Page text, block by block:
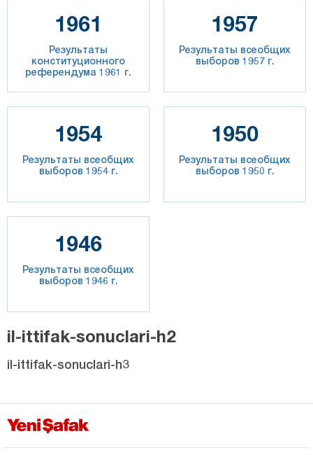
1961
Результаты
конституционного
референдума 1961 г.
1957
Результаты всеобщих
выборов 1957 г.
1954
Результаты всеобщих
выборов 1954 г.
1950
Результаты всеобщих
выборов 1950 г.
1946
Результаты всеобщих
выборов 1946 г.
il-ittifak-sonuclari-h2
il-ittifak-sonuclari-h3